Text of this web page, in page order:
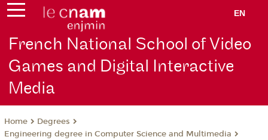
EN
French National School of Video
Games and Digital Interactive
Media
Home
Degrees
Engineering degree in Computer Science and Multimedia